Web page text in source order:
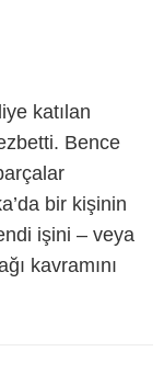
katılan
Bence
bir kişinin
işini – veya
kavramını